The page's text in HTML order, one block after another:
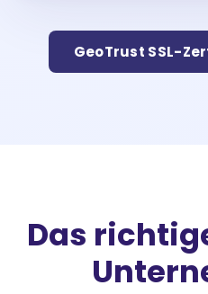
GeoTrust SSL-
Das